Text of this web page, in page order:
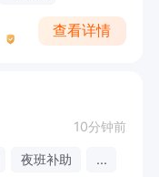
查看详情
10分钟前
夜班补助 ...